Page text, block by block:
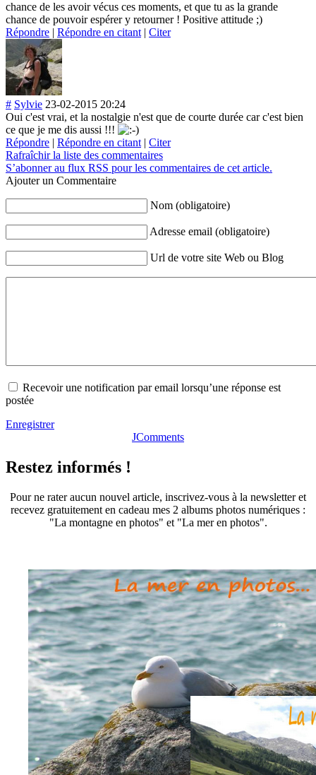
chance de les avoir vécus ces moments, et que tu as la grande
chance de pouvoir espérer y retourner ! Positive attitude ;)
Répondre | Répondre en citant | Citer
# Sylvie 23-02-2015 20:24
Oui c'est vrai, et la nostalgie n'est que de courte durée car c'est bien
ce que je me dis aussi !!!
Répondre | Répondre en citant | Citer
Rafraîchir la liste des commentaires
S’abonner au flux RSS pour les commentaires de cet article.
Ajouter un Commentaire
Nom (obligatoire)
Adresse email (obligatoire)
Url de votre site Web ou Blog
Recevoir une notification par email lorsqu’une réponse est
postée
Enregistrer
JComments
Restez informés !
Pour ne rater aucun nouvel article, inscrivez-vous à la newsletter et
recevez gratuitement en cadeau mes 2 albums photos numériques :
"La montagne en photos" et "La mer en photos".